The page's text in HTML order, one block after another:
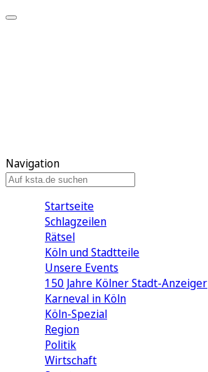
Navigation
Startseite
Schlagzeilen
Rätsel
Köln und Stadtteile
Unsere Events
150 Jahre Kölner Stadt-Anzeiger
Karneval in Köln
Köln-Spezial
Region
Politik
Wirtschaft